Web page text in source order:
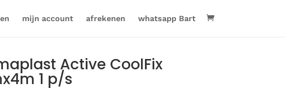
mijn account afrekenen whatsapp Bart
Active CoolFix
1 p/s